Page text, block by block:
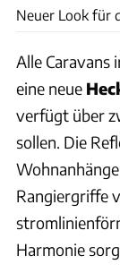
Neuer Look für
Alle Caravans
eine neue
verfügt über
sollen. Die
Rangiergriffe
Harmonie